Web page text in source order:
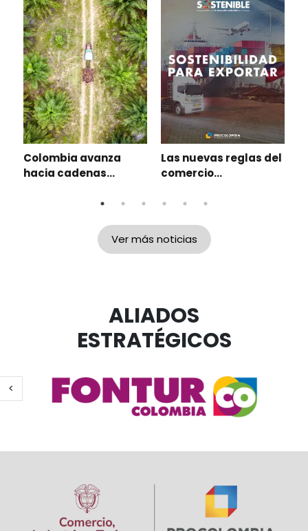
Colombia avanza
hacia cadenas
sostenibles: café,
lideran la ruta para
Las nuevas reglas del
comercio
impulsan la
sostenible de las
empresas
Ver más noticias
ALIADOS
ESTRATÉGICOS
Página anterior
<